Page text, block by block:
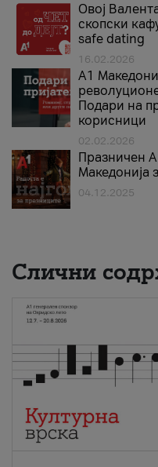
Овој
скопски
safe dating
16.02.2026
А1
Подари на
корисници
02.02.2026
Празничен
Македонија
04.12.2025
Слични